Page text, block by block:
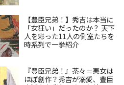
【豊臣兄弟！】秀吉は本当に
「女狂い」だったのか？ 天下
人を彩った11人の側室たちを
時系列で一挙紹介
『豊臣兄弟！』茶々＝悪女は
ほぼ創作？秀吉が溺愛、豊臣